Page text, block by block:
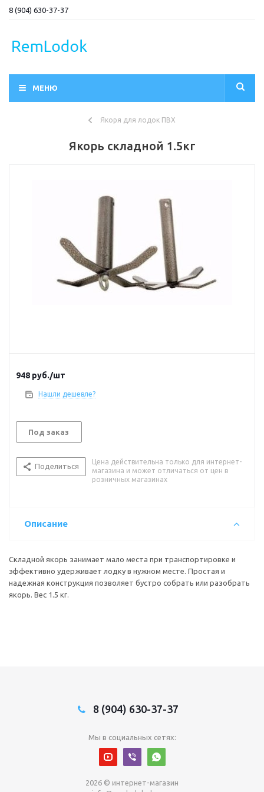
8 (904) 630-37-37
МЕНЮ
Якоря для лодок ПВХ
Якорь складной 1.5кг
948 руб./шт
Нашли дешевле?
Под заказ
Поделиться
Цена действительна только для интернет-
магазина и может отличаться от цен в
розничных магазинах
Описание
Складной якорь занимает мало места при транспортировке и
эффективно удерживает лодку в нужном месте. Простая и
надежная конструкция позволяет бустро собрать или разобрать
якорь. Вес 1.5 кг.
8 (904) 630-37-37
Мы в социальных сетях:
2026 © интернет-магазин